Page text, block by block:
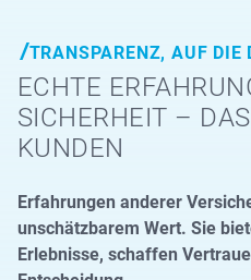
TRANSPARENZ, AUF DIE
ECHTE
SICHERHEIT –
KUNDEN
Erfahrungen anderer
unschätzbarem Wert. Sie
Erlebnisse, schaffen